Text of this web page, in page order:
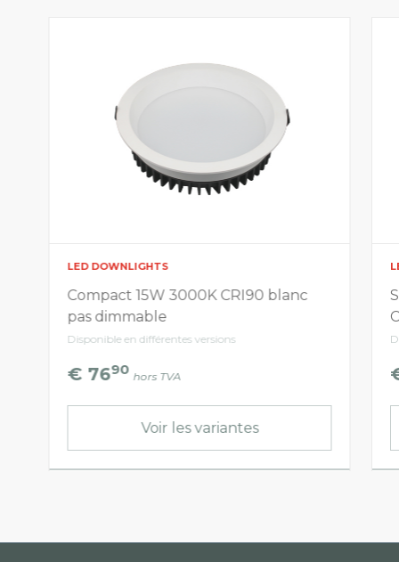
LED DOWNLIGHTS
Compact 15W 3000K CRI90 blanc
pas dimmable
Disponible en différentes versions
€ 7690 hors TVA
Voir les variantes